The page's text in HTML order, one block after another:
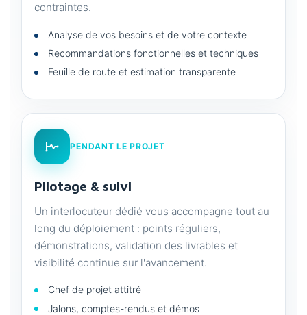
contraintes.
Analyse de vos besoins et de votre contexte
Recommandations fonctionnelles et techniques
Feuille de route et estimation transparente
PENDANT LE PROJET
Pilotage & suivi
Un interlocuteur dédié vous accompagne tout au
long du déploiement : points réguliers,
démonstrations, validation des livrables et
visibilité continue sur l'avancement.
Chef de projet attitré
Jalons, comptes-rendus et démos